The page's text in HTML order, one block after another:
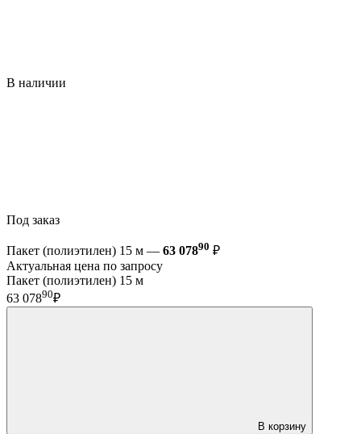
В наличии
Под заказ
Пакет (полиэтилен) 15 м — 63 07890 ₽
Актуальная цена по запросу
Пакет (полиэтилен) 15 м
63 07890₽
В корзину